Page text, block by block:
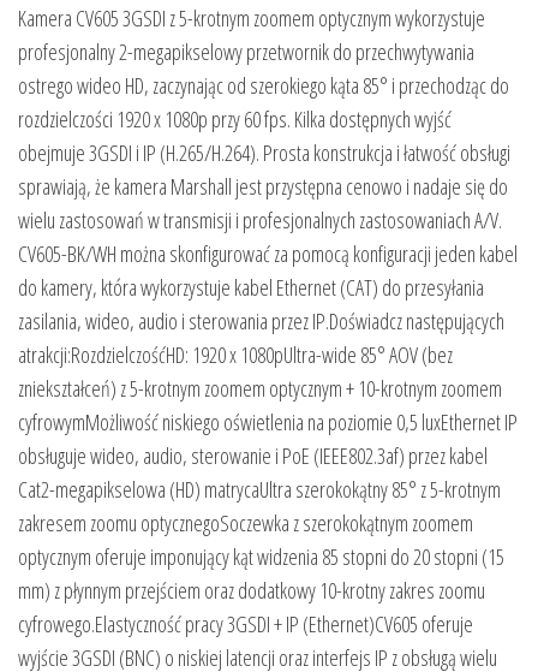
Kamera CV605 3GSDI z 5-krotnym zoomem optycznym wykorzystuje
profesjonalny 2-megapikselowy przetwornik do przechwytywania
ostrego wideo HD, zaczynając od szerokiego kąta 85° i przechodząc do
rozdzielczości 1920 x 1080p przy 60 fps. Kilka dostępnych wyjść
obejmuje 3GSDI i IP (H.265/H.264). Prosta konstrukcja i łatwość obsługi
sprawiają, że kamera Marshall jest przystępna cenowo i nadaje się do
wielu zastosowań w transmisji i profesjonalnych zastosowaniach A/V.
CV605-BK/WH można skonfigurować za pomocą konfiguracji jeden kabel
do kamery, która wykorzystuje kabel Ethernet (CAT) do przesyłania
zasilania, wideo, audio i sterowania przez IP.Doświadcz następujących
atrakcji:RozdzielczośćHD: 1920 x 1080pUltra-wide 85° AOV (bez
zniekształceń) z 5-krotnym zoomem optycznym + 10-krotnym zoomem
cyfrowymMożliwość niskiego oświetlenia na poziomie 0,5 luxEthernet IP
obsługuje wideo, audio, sterowanie i PoE (IEEE802.3af) przez kabel
Cat2-megapikselowa (HD) matrycaUltra szerokokątny 85° z 5-krotnym
zakresem zoomu optycznegoSoczewka z szerokokątnym zoomem
optycznym oferuje imponujący kąt widzenia 85 stopni do 20 stopni (15
mm) z płynnym przejściem oraz dodatkowy 10-krotny zakres zoomu
cyfrowego.Elastyczność pracy 3GSDI + IP (Ethernet)CV605 oferuje
wyjście 3GSDI (BNC) o niskiej latencji oraz interfejs IP z obsługą wielu